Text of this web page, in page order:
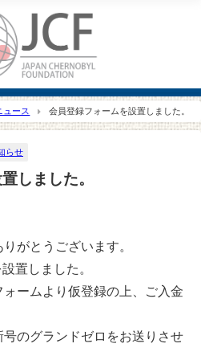
ュース 会員登録フォームを設置しました。
らせ
しました。
がとうございます。
設置しました。
ームより仮登録の上、ご入金
のグランドゼロをお送りさせ